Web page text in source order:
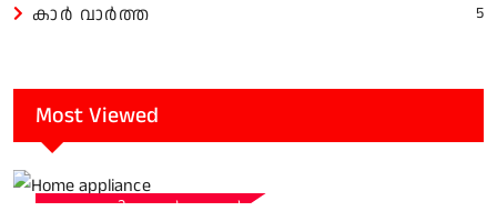
കാർ വാർത്ത 5
Most Viewed
സാങ്കേതിക വാർത്തകൾ